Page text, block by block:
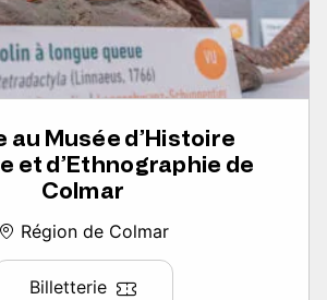
au Musée d’Histoire
et d’Ethnographie de
Colmar
Région de Colmar
Billetterie